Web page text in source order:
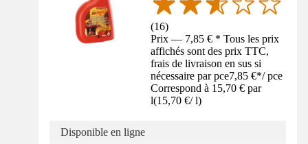
(16)
Prix — 7,85 € * Tous les prix
affichés sont des prix TTC,
frais de livraison en sus si
nécessaire par pce7,85 €*/ pce
Correspond à 15,70 € par
l(15,70 €/ l)
Disponible en ligne